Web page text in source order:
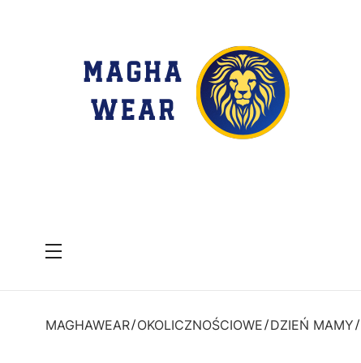
Menu
MAGHAWEAR OKOLICZNOŚCIOWE DZIEŃ MAMY